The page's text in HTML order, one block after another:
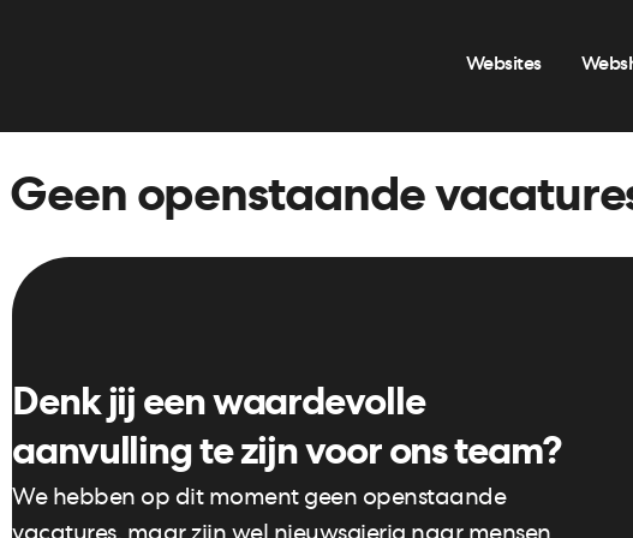
Websites
Geen openstaande
Denk jij een waardevolle
aanvulling te zijn voor ons team?
We hebben op dit moment geen openstaande